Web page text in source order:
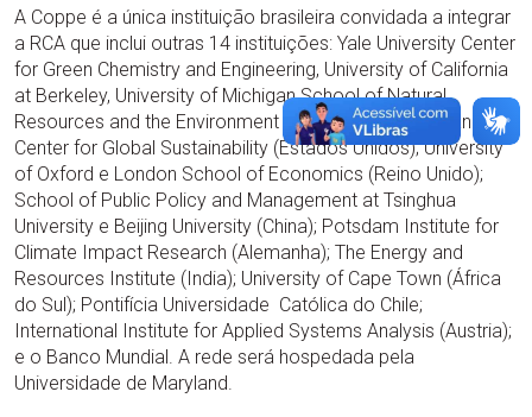
A Coppe é a única instituição brasileira convidada a integrar
a RCA que inclui outras 14 instituições: Yale University Center
for Green Chemistry and Engineering, University of California
at Berkeley, University of Michigan School of Natural
Resources and the Environment e University of Maryland
Center for Global Sustainability (Estados Unidos); University
of Oxford e London School of Economics (Reino Unido);
School of Public Policy and Management at Tsinghua
University e Beijing University (China); Potsdam Institute for
Climate Impact Research (Alemanha); The Energy and
Resources Institute (India); University of Cape Town (África
do Sul); Pontifícia Universidade Católica do Chile;
International Institute for Applied Systems Analysis (Austria);
e o Banco Mundial. A rede será hospedada pela
Universidade de Maryland.